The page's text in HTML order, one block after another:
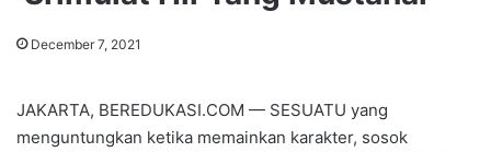
December 7, 2021
JAKARTA, BEREDUKASI.COM — SESUATU yang
menguntungkan ketika memainkan karakter, sosok